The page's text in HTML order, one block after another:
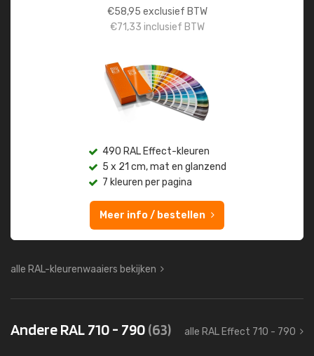
€58,95 exclusief BTW
€71,33 inclusief BTW
490 RAL Effect-kleuren
5 x 21 cm, mat en glanzend
7 kleuren per pagina
Meer info / bestellen
alle RAL-kleurenwaaiers bekijken
Andere RAL 710 - 790(63) alle RAL Effect 710 - 790